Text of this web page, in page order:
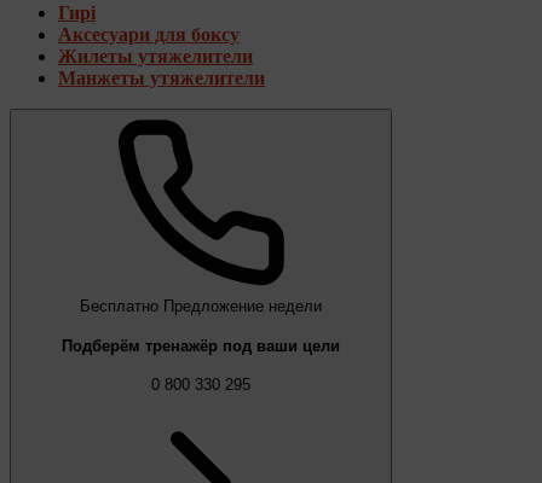
Гирі
Аксесуари для боксу
Жилеты утяжелители
Манжеты утяжелители
Бесплатно Предложение недели
Подберём тренажёр под ваши цели
0 800 330 295